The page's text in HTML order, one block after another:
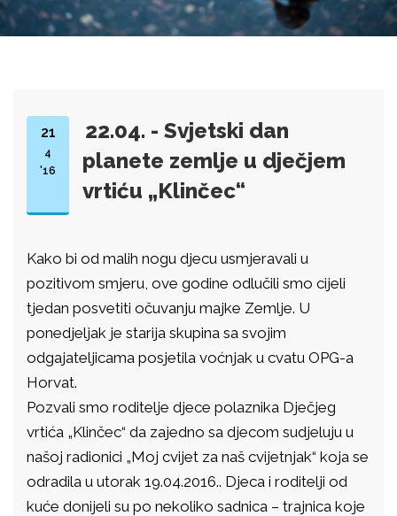
21
4
'16
22.04. - Svjetski dan
planete zemlje u dječjem
vrtiću „Klinčec“
Kako bi od malih nogu djecu usmjeravali u
pozitivom smjeru, ove godine odlučili smo cijeli
tjedan posvetiti očuvanju majke Zemlje. U
ponedjeljak je starija skupina sa svojim
odgajateljicama posjetila voćnjak u cvatu OPG-a
Horvat.
Pozvali smo roditelje djece polaznika Dječjeg
vrtića „Klinčec“ da zajedno sa djecom sudjeluju u
našoj radionici „Moj cvijet za naš cvijetnjak“ koja se
odradila u utorak 19.04.2016.. Djeca i roditelji od
kuće donijeli su po nekoliko sadnica – trajnica koje